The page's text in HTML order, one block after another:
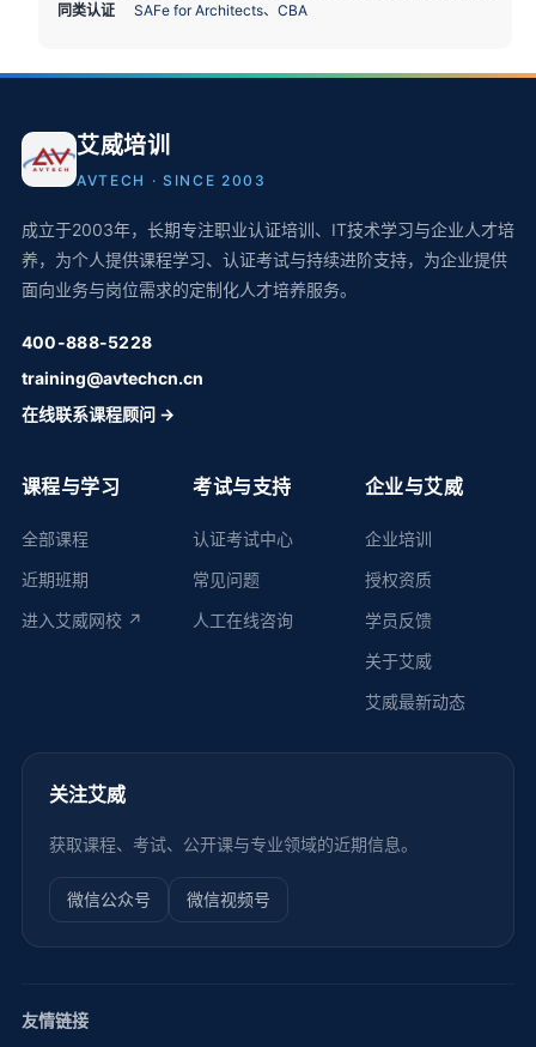
同类认证
SAFe for Architects、CBA
艾威培训
AVTECH · SINCE 2003
成立于2003年，长期专注职业认证培训、IT技术学习与企业人才培
养，为个人提供课程学习、认证考试与持续进阶支持，为企业提供
面向业务与岗位需求的定制化人才培养服务。
400-888-5228
training@avtechcn.cn
在线联系课程顾问 →
课程与学习
全部课程
近期班期
进入艾威网校 ↗
考试与支持
认证考试中心
常见问题
人工在线咨询
企业与艾威
企业培训
授权资质
学员反馈
关于艾威
艾威最新动态
关注艾威
获取课程、考试、公开课与专业领域的近期信息。
微信公众号 微信视频号
友情链接